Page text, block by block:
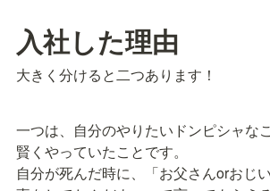
入社した理由
大きく分けると二つあります！
一つは、自分のやりたいドンピシャな
賢くやっていたことです。
自分が死んだ時に、「お父さんorおじ